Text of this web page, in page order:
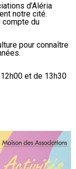
d’Aléria
notre cité.
compte du
pour connaître
et de 13h30